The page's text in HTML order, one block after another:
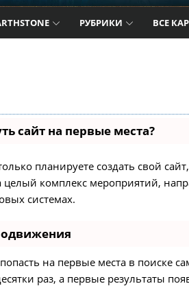
РУБРИКИ ВСЕ
сайт на первые места?
планируете создать свой
целый комплекс мероприятий,
системах.
на первые места в поиске
раз, а первые результаты